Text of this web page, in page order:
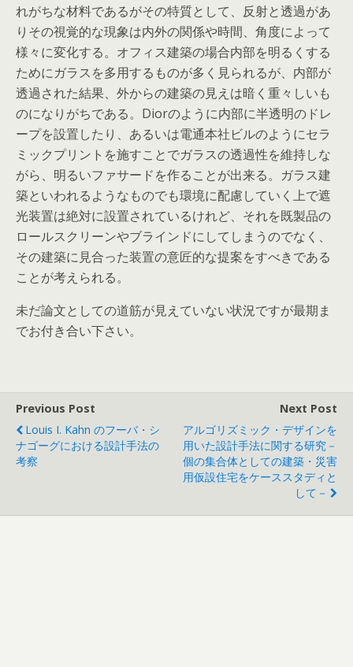
れがちな材料であるがその特質として、反射と透過があ
りその視覚的な現象は内外の関係や時間、角度によって
様々に変化する。オフィス建築の場合内部を明るくする
ためにガラスを多用するものが多く見られるが、内部が
透過された結果、外からの建築の見えは暗く重々しいも
のになりがちである。Diorのように内部に半透明のドレ
ープを設置したり、あるいは電通本社ビルのようにセラ
ミックプリントを施すことでガラスの透過性を維持しな
がら、明るいファサードを作ることが出来る。ガラス建
築といわれるようなものでも環境に配慮していく上で遮
光装置は絶対に設置されているけれど、それを既製品の
ロールスクリーンやブラインドにしてしまうのでなく、
その建築に見合った装置の意匠的な提案をすべきである
ことが考えられる。
未だ論文としての道筋が見えていない状況ですが最期ま
でお付き合い下さい。
Previous Post
Louis I. Kahn のフーバ・シ
ナゴーグにおける設計手法の
考察
Next Post
アルゴリズミック・デザインを
用いた設計手法に関する研究－
個の集合体としての建築・災害
用仮設住宅をケーススタディと
して－